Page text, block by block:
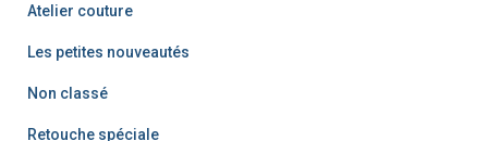
Atelier couture
Les petites nouveautés
Non classé
Retouche spéciale